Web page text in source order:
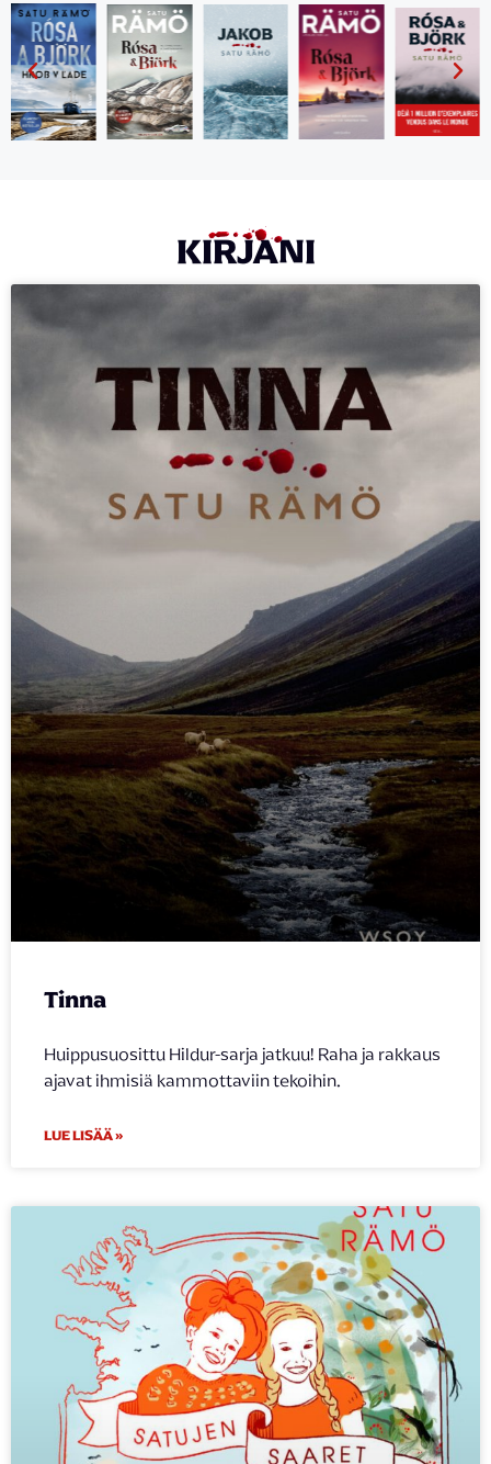
KIRJANI
Tinna
Huippusuosittu Hildur-sarja jatkuu! Raha ja rakkaus
ajavat ihmisiä kammottaviin tekoihin.
LUE LISÄÄ »